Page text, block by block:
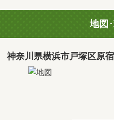
地図
神奈川県横浜市戸塚区原